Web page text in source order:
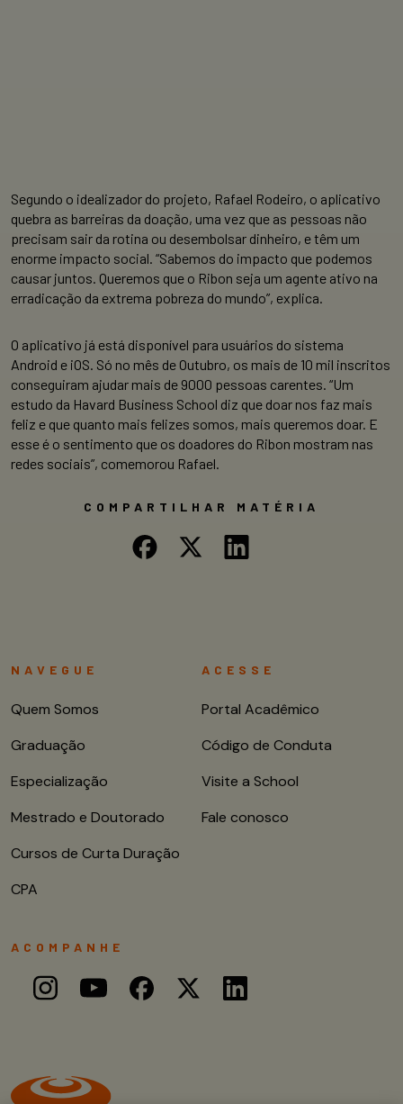
Segundo o idealizador do projeto, Rafael Rodeiro, o aplicativo
quebra as barreiras da doação, uma vez que as pessoas não
precisam sair da rotina ou desembolsar dinheiro, e têm um
enorme impacto social. “Sabemos do impacto que podemos
causar juntos. Queremos que o Ribon seja um agente ativo na
erradicação da extrema pobreza do mundo”, explica.
O aplicativo já está disponível para usuários do sistema
Android e iOS. Só no mês de Outubro, os mais de 10 mil inscritos
conseguiram ajudar mais de 9000 pessoas carentes. “Um
estudo da Havard Business School diz que doar nos faz mais
feliz e que quanto mais felizes somos, mais queremos doar. E
esse é o sentimento que os doadores do Ribon mostram nas
redes sociais”, comemorou Rafael.
COMPARTILHAR MATÉRIA
NAVEGUE
Quem Somos
Graduação
Especialização
Mestrado e Doutorado
Cursos de Curta Duração
CPA
ACESSE
Portal Acadêmico
Código de Conduta
Visite a School
Fale conosco
ACOMPANHE